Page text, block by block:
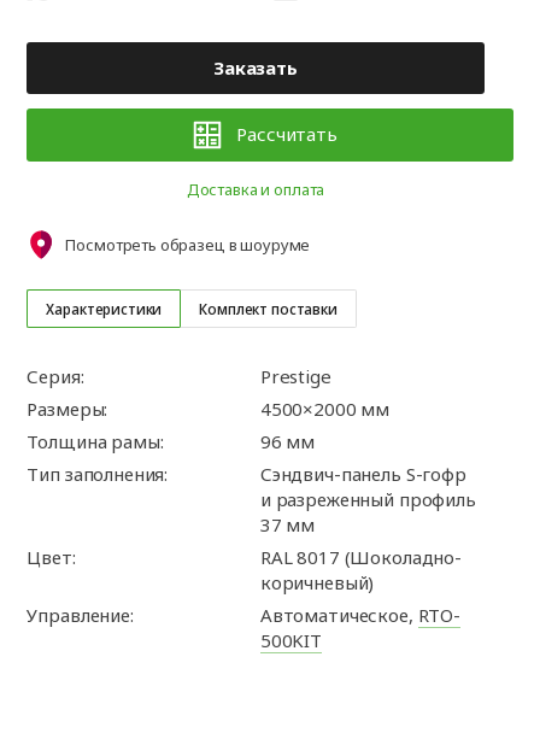
Характеристики Комплект поставки
Серия:
Prestige
Размеры:
4500×2000 мм
Толщина рамы:
96 мм
Тип заполнения:
Сэндвич-панель S-гофр
и разреженный профиль
37 мм
Цвет:
RAL 8017 (Шоколадно-
коричневый)
Управление:
Автоматическое, RTO-
500KIT
Заказать
Рассчитать
Доставка и оплата
Посмотреть образец в шоуруме